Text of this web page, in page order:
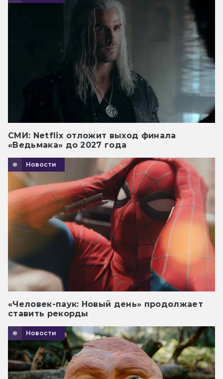
СМИ: Netflix отложит выход финала
«Ведьмака» до 2027 года
Новости
«Человек-паук: Новый день» продолжает
ставить рекорды
Новости